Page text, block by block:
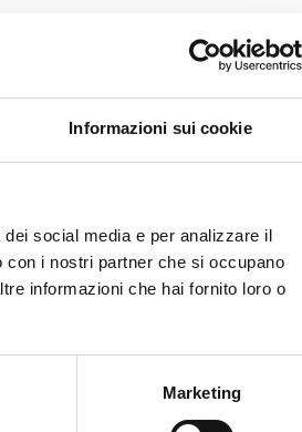
Informazioni sui cookie
social media e per analizzare il
i nostri partner che si occupano
informazioni che hai fornito loro o
Marketing
network 2024-
parte del nuovo network